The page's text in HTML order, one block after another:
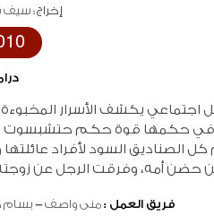
إخراج :سيف
يكشف الأسرار
حكمها قوة حكم حتشبسوت
كل الصناديق السود لأفراد
حضن أمه، وفرقت الرجل عن
فريق العمل :منى واصف بسام